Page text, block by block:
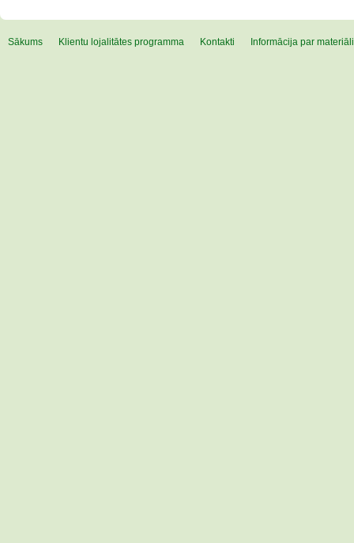
Sākums Klientu lojalitātes programma Kontakti Informācija par